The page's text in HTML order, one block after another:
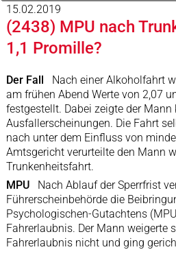
15.02.2019
(2438) MPU nach
1,1 Promille?
Der Fall
Nach einer Alkoholfahrt
am frühen Abend Werte von 2,07
festgestellt. Dabei zeigte der Mann
Ausfallerscheinungen. Die Fahrt
nach unter dem Einfluss von
Amtsgericht verurteilte den Mann
Trunkenheitsfahrt.
MPUNach Ablauf der Sperrfrist
Führerscheinbehörde die
Psychologischen-Gutachtens
Fahrerlaubnis. Der Mann weigerte
Fahrerlaubnis nicht und ging